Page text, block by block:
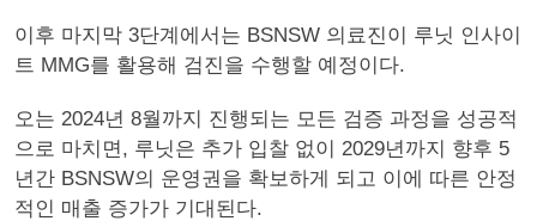
이후 마지막 3단계에서는 BSNSW 의료진이 루닛 인사이
트 MMG를 활용해 검진을 수행할 예정이다.
오는 2024년 8월까지 진행되는 모든 검증 과정을 성공적
으로 마치면, 루닛은 추가 입찰 없이 2029년까지 향후 5
년간 BSNSW의 운영권을 확보하게 되고 이에 따른 안정
적인 매출 증가가 기대된다.